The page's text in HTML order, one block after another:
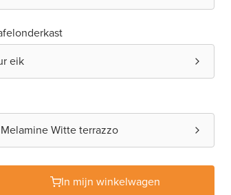
eik
Witte terrazzo
In mijn winkelwagen